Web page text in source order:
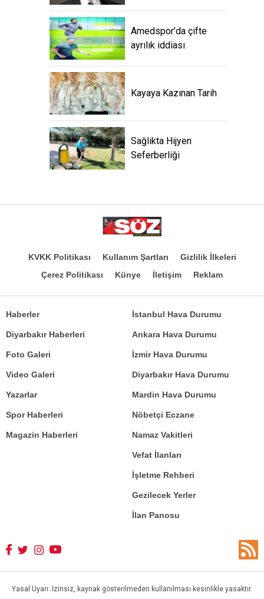
Amedspor’da çifte
ayrılık iddiası
Kayaya Kazınan Tarih
Sağlıkta Hijyen
Seferberliği
KVKK Politikası Kullanım Şartları
Gizlilik İlkeleri
Çerez Politikası
Künye İletişim Reklam
Haberler
Diyarbakır Haberleri
Foto Galeri
Video Galeri
Yazarlar
İstanbul Hava Durumu
Ankara Hava Durumu
İzmir Hava Durumu
Diyarbakır Hava Durumu
Mardin Hava Durumu
Spor Haberleri
Magazin Haberleri
Nöbetçi Eczane
Namaz Vakitleri
Vefat İlanları
İşletme Rehberi
Gezilecek Yerler
İlan Panosu
Yasal Uyarı: İzinsiz, kaynak gösterilmeden kullanılması kesinlikle yasaktır.